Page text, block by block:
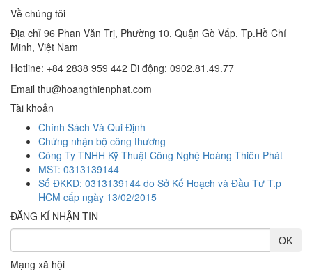
Về chúng tôi
Địa chỉ 96 Phan Văn Trị, Phường 10, Quận Gò Vấp, Tp.Hồ Chí
Minh, Việt Nam
Hotline: +84 2838 959 442 Di động: 0902.81.49.77
Email thu@hoangthienphat.com
Tài khoản
Chính Sách Và Qui Định
Chứng nhận bộ công thương
Công Ty TNHH Kỹ Thuật Công Nghệ Hoàng Thiên Phát
MST: 0313139144
Số ĐKKD: 0313139144 do Sở Kế Hoạch và Đầu Tư T.p
HCM cấp ngày 13/02/2015
ĐĂNG KÍ NHẬN TIN
Mạng xã hội